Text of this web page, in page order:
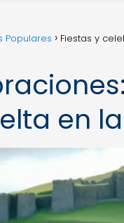
Populares
Fiestas y
en